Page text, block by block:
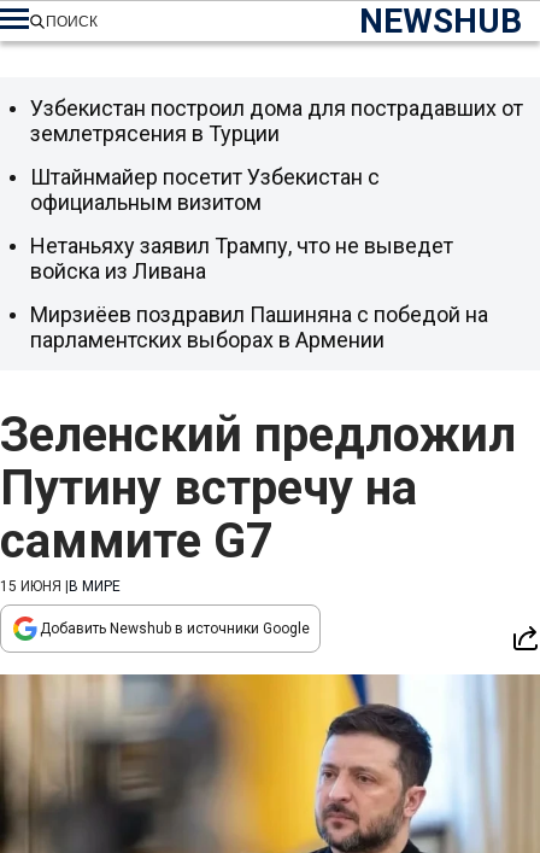
NEWSHUB
ПОИСК
Зеленский предложил
Путину встречу на
саммите G7
15 ИЮНЯ В МИРЕ
Добавить Newshub в источники Google
Узбекистан построил дома для пострадавших от
землетрясения в Турции
Штайнмайер посетит Узбекистан с
официальным визитом
Нетаньяху заявил Трампу, что не выведет
войска из Ливана
Мирзиёев поздравил Пашиняна с победой на
парламентских выборах в Армении